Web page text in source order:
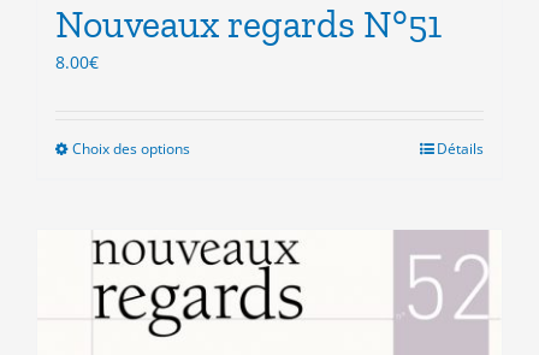
page
Nouveaux regards N°51
8.00€
Choix des optionsCe
variations.
Les
options
Détails